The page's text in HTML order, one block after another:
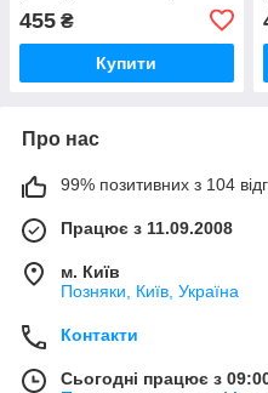
455 ₴
Купити
Про нас
99% позитивних з 104
Працює з 11.09.2008
м. Київ
Позняки, Київ, Україна
Контакти
Сьогодні працює з